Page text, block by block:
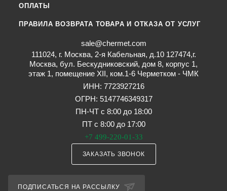
ОПЛАТЫ
ПРАВИЛА ВОЗВРАТА ТОВАРА И ОТКАЗА ОТ УСЛУГ
sale@chermet.com
111024, г. Москва, 2-я Кабельная, д.10 127474,г.
Москва, бул. Бескудниковский, дом 8, корпус 1,
этаж 1, помещение XII, ком.1-6 Черметком - ЧМК
ИНН: 7723927216
ОГРН: 5147746349317
ПН-ЧТ с 8:00 до 18:00
ПТ с 8:00 до 17:00
+7 499-220-01-33
ЗАКАЗАТЬ ЗВОНОК
ПОДПИСАТЬСЯ НА РАССЫЛКУ